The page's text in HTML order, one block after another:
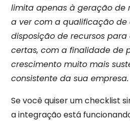
limita apenas à geração de
a ver com a qualificação de
disposição de recursos
certas, com a finalidade de
crescimento muito mais
consistente da sua empresa.
Se você quiser um checklist
a integração está